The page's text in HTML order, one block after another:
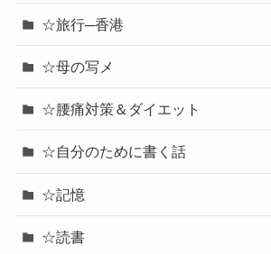
☆旅行─香港
☆母の写メ
☆腰痛対策＆ダイエット
☆自分のために書く話
☆記憶
☆読書